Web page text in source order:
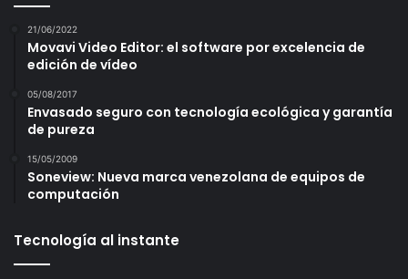
21/06/2022
Movavi Video Editor: el software por excelencia de
edición de vídeo
05/08/2017
Envasado seguro con tecnología ecológica y garantía
de pureza
15/05/2009
Soneview: Nueva marca venezolana de equipos de
computación
Tecnología al instante